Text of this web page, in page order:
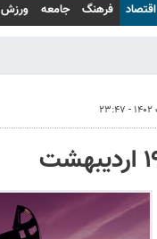
اقتصاد فرهنگ جامعه ورزش